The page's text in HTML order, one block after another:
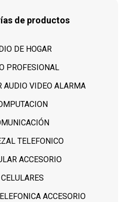
de productos
DE HOGAR
PROFESIONAL
AUDIO VIDEO ALARMA
TELEFONICO
ACCESORIO
CELULARES
ACCESORIO